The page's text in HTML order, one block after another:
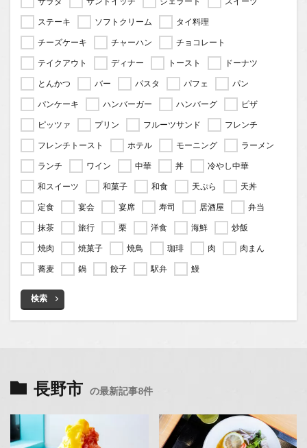
ステーキ
ソフトクリーム
タイ料理
チーズケーキ
チャーハン
チョコレート
テイクアウト
ディナー トースト
ドーナツ
とんかつ
バー パスタ パフェ
パン
パンケーキ
ハンバーガー ハンバーグ
ピザ
ピッツァ
プリン フルーツサンド
フレンチ
フレンチトースト
ホテル モーニング
ラーメン
ランチ
ワイン 中華 丼
冷やし中華
和スイーツ
和菓子 和食 天ぷら
天丼
定食
宴会 宴席 寿司 居酒屋
弁当
抹茶
旅行 栗 洋食 海鮮
炒飯
焼肉
焼菓子 焼鳥 珈琲 肉
肉まん
蕎麦
鍋 餃子 駅弁 鰻
検索
長野市 の最新記事8件